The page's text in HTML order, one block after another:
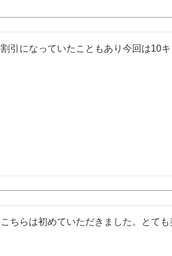
割引になっていたこともあり今回は10
こちらは初めていただきました。とても